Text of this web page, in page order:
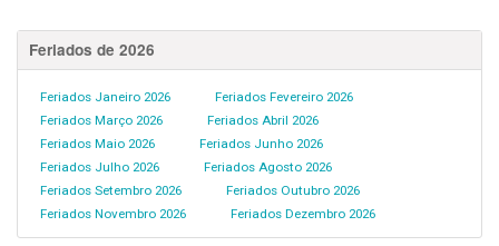
Feriados de 2026
Feriados Janeiro 2026
Feriados Fevereiro 2026
Feriados Março 2026
Feriados Abril 2026
Feriados Maio 2026
Feriados Junho 2026
Feriados Julho 2026
Feriados Agosto 2026
Feriados Setembro 2026
Feriados Outubro 2026
Feriados Novembro 2026
Feriados Dezembro 2026